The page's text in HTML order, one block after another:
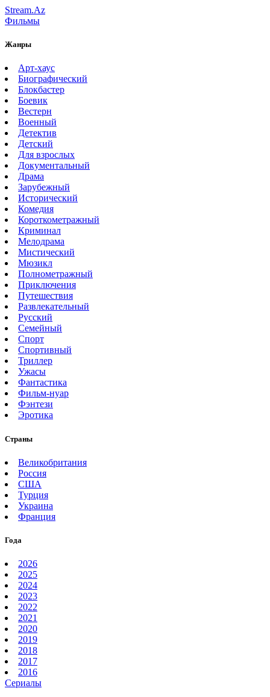
Stream.Az
Фильмы
Жанры
Арт-хаус
Биографический
Блокбастер
Боевик
Вестерн
Военный
Детектив
Детский
Для взрослых
Документальный
Драма
Зарубежный
Исторический
Комедия
Короткометражный
Криминал
Мелодрама
Мистический
Мюзикл
Полнометражный
Приключения
Путешествия
Развлекательный
Русский
Семейный
Спорт
Спортивный
Триллер
Ужасы
Фантастика
Фильм-нуар
Фэнтези
Эротика
Страны
Великобритания
Россия
США
Турция
Украина
Франция
Года
2026
2025
2024
2023
2022
2021
2020
2019
2018
2017
2016
Сериалы